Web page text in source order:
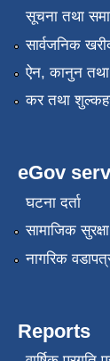
सूचना तथा
सार्वजनिक
ऐन, कानुन तथा
कर तथा
eGov
घटना दर्ता
सामाजिक सुरक्षा
नागरिक
Reports